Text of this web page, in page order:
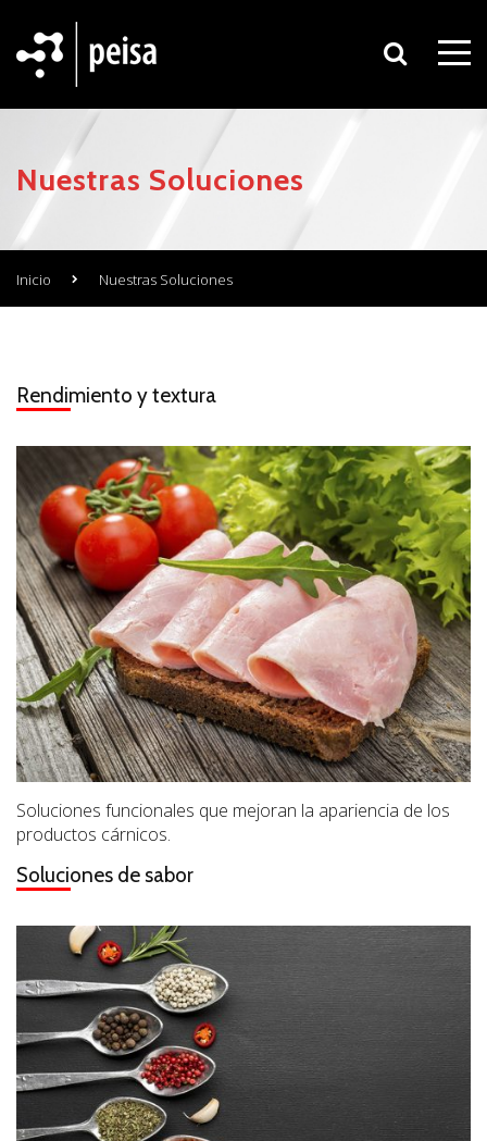
Nuestras Soluciones
Inicio Nuestras Soluciones
Rendimiento y textura
Soluciones funcionales que mejoran la apariencia de los
productos cárnicos.
Soluciones de sabor